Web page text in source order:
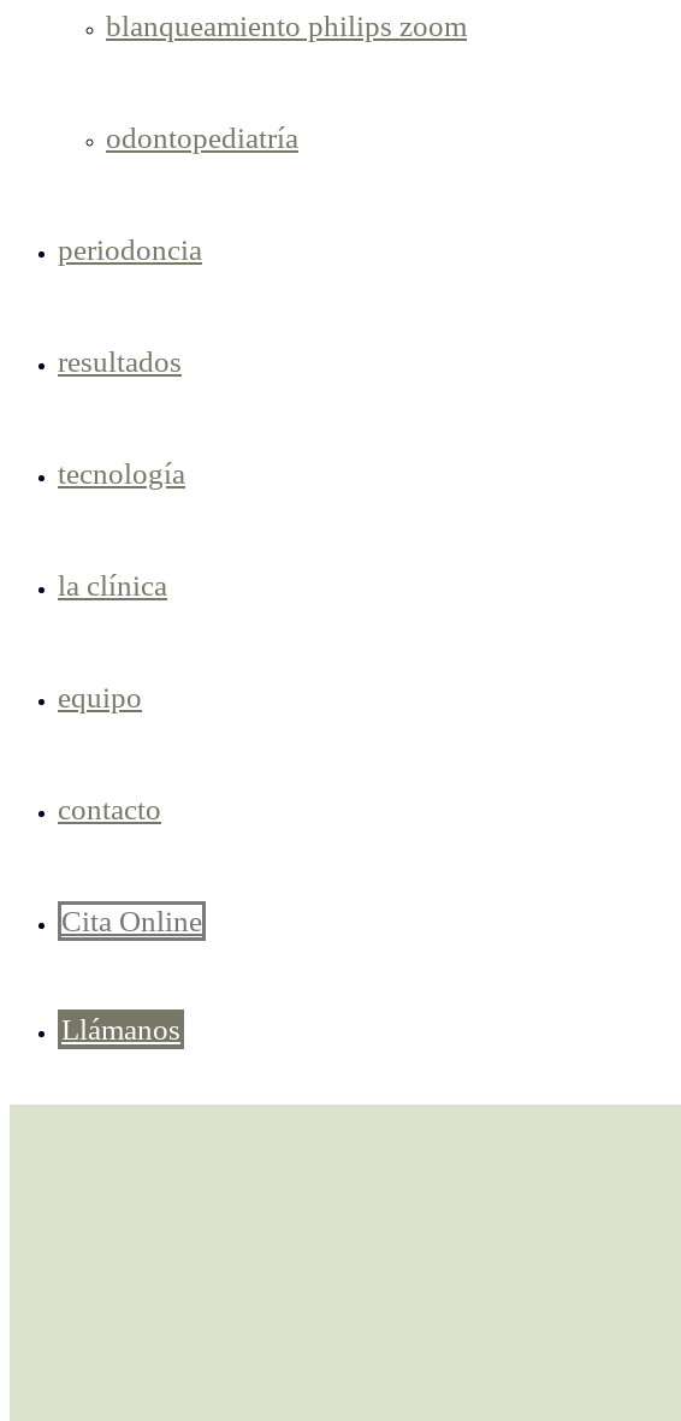
blanqueamiento philips zoom
odontopediatría
periodoncia
resultados
tecnología
la clínica
equipo
contacto
Cita Online
Llámanos